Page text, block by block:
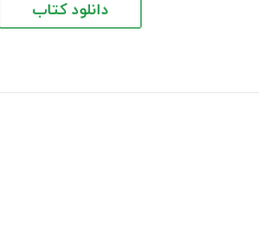
دانلود کتاب